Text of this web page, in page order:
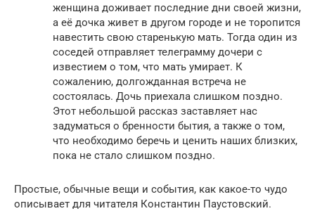
женщина доживает последние дни своей жизни,
а её дочка живет в другом городе и не торопится
навестить свою старенькую мать. Тогда один из
соседей отправляет телеграмму дочери с
известием о том, что мать умирает. К
сожалению, долгожданная встреча не
состоялась. Дочь приехала слишком поздно.
Этот небольшой рассказ заставляет нас
задуматься о бренности бытия, а также о том,
что необходимо беречь и ценить наших близких,
пока не стало слишком поздно.
Простые, обычные вещи и события, как какое-то чудо
описывает для читателя Константин Паустовский.